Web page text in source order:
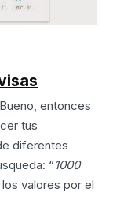
Bueno, entonces
tus
diferentes
“1000
valores por el